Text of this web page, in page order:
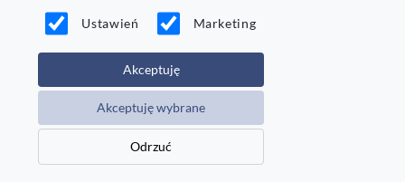
Goodyear
UltraGrip Performance 3
245/45 R18
Ustawień Marketing
Akceptuję
Akceptuję wybrane
Odrzuć